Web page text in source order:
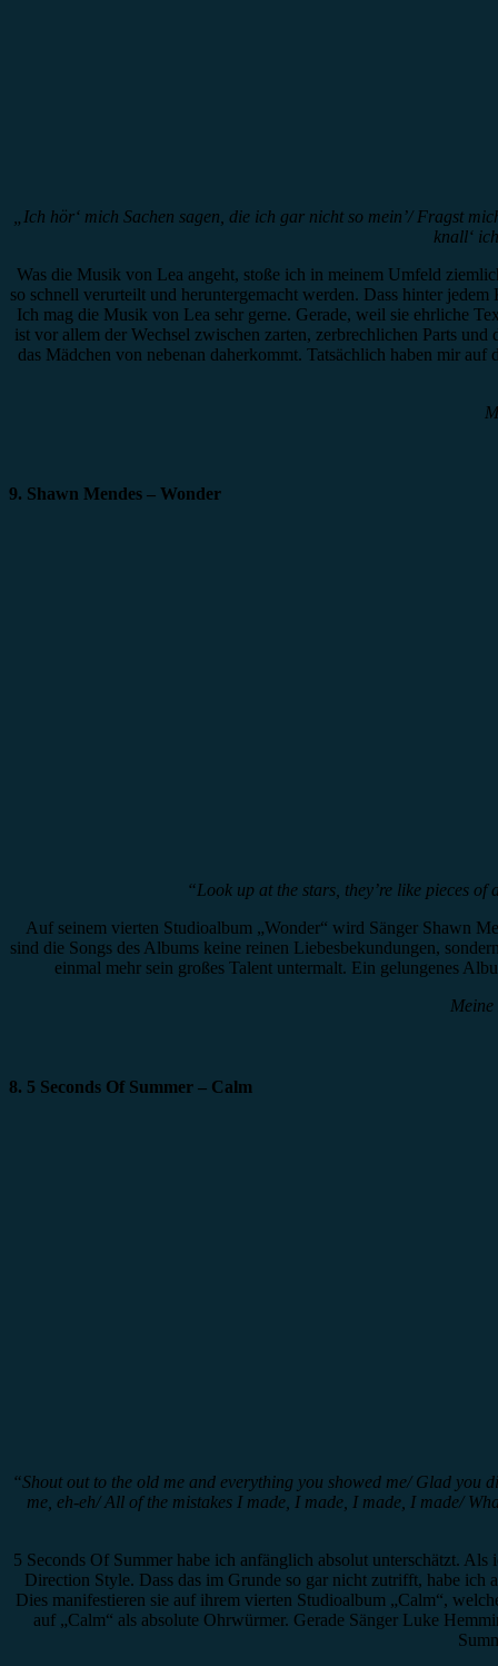
„Ich hör‘ mich Sachen sagen, die ich gar nicht so mein’/ Fragst
knall‘
Was die Musik von Lea angeht, stoße ich in meinem Umfeld
so schnell verurteilt und heruntergemacht werden. Dass hinter
Ich mag die Musik von Lea sehr gerne. Gerade, weil sie ehrliche
ist vor allem der Wechsel zwischen zarten, zerbrechlichen Parts
das Mädchen von nebenan daherkommt. Tatsächlich haben mir
9. Shawn Mendes – Wonder
“Look up at the stars, they’re like pieces
Auf seinem vierten Studioalbum „Wonder“ wird Sänger Shawn
sind die Songs des Albums keine reinen Liebesbekundungen,
einmal mehr sein großes Talent untermalt. Ein gelungenes
Meine
8. 5 Seconds Of Summer – Calm
“Shout out to the old me and everything you showed me/ Glad
me, eh-eh/ All of the mistakes I made, I made, I made, I made/
5 Seconds Of Summer habe ich anfänglich absolut unterschätzt.
Direction Style. Dass das im Grunde so gar nicht zutrifft, habe
Dies manifestieren sie auf ihrem vierten Studioalbum „Calm“,
auf „Calm“ als absolute Ohrwürmer. Gerade Sänger Luke